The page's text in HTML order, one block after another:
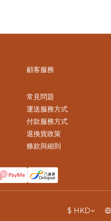
顧客服務
常見問題
運送服務方式
付款服務方式
退換貨政策
條款與細則
$ HKD